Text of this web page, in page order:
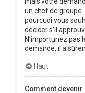
un chef de
pourquoi vous
décider s’il
N’importunez pas
demande, il a
Haut
Comment devenir